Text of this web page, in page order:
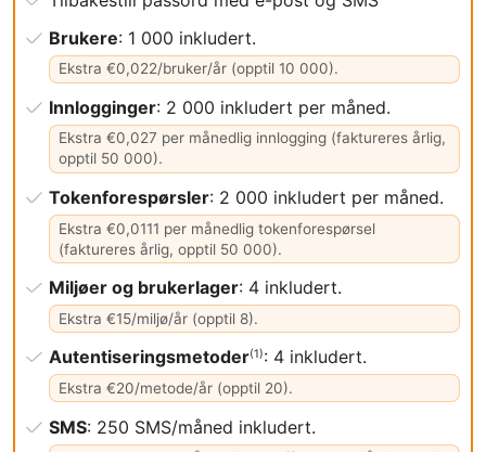
Brukere: 1 000 inkludert.
Ekstra €0,022/bruker/år (opptil 10 000).
Innlogginger: 2 000 inkludert per måned.
Ekstra €0,027 per månedlig innlogging (faktureres årlig,
opptil 50 000).
Tokenforespørsler: 2 000 inkludert per måned.
Ekstra €0,0111 per månedlig tokenforespørsel
(faktureres årlig, opptil 50 000).
Miljøer og brukerlager: 4 inkludert.
Ekstra €15/miljø/år (opptil 8).
Autentiseringsmetoder(1): 4 inkludert.
Ekstra €20/metode/år (opptil 20).
SMS: 250 SMS/måned inkludert.